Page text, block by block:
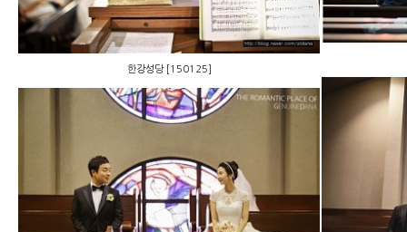
한강성당 [150125]
수서동성당 [160820]